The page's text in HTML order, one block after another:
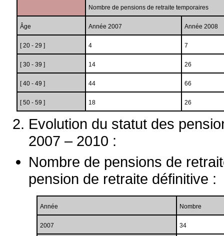
Nombre de pensions de retraite temporaires
Âge Année 2007 Année 2008
[ 20 - 29 ] 4 7
[ 30 - 39 ] 14 26
[ 40 - 49 ] 44 66
[ 50 - 59 ] 18 26
Evolution du statut des
2007 – 2010 :
Nombre de pensions de
pension de retraite définitive :
Année Nombre
2007 34